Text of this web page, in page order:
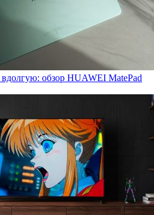
обзор HUAWEI MatePad